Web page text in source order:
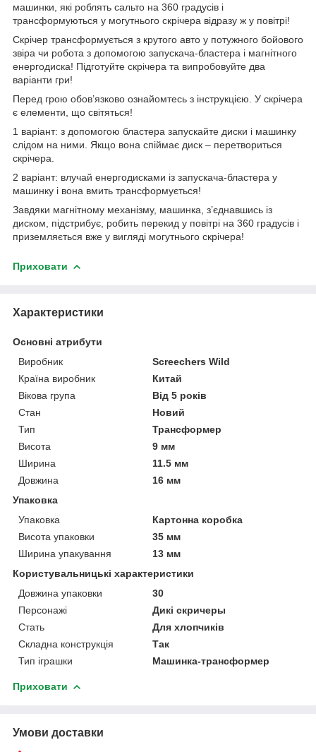
машинки, які роблять сальто на 360 градусів і
трансформуються у могутнього скрічера відразу ж у повітрі!
Скрічер трансформується з крутого авто у потужного бойового
звіра чи робота з допомогою запускача-бластера і магнітного
енергодиска! Підготуйте скрічера та випробовуйте два
варіанти гри!
Перед грою обов’язково ознайомтесь з інструкцією. У скрічера
є елементи, що світяться!
1 варіант: з допомогою бластера запускайте диски і машинку
слідом на ними. Якщо вона спіймає диск – перетвориться
скрічера.
2 варіант: влучай енергодисками із запускача-бластера у
машинку і вона вмить трансформується!
Завдяки магнітному механізму, машинка, з’єднавшись із
диском, підстрибує, робить перекид у повітрі на 360 градусів і
приземляється вже у вигляді могутнього скрічера!
Приховати
Характеристики
Основні атрибути
Виробник
Screechers Wild
Країна виробник
Китай
Вікова група
Від 5 років
Стан
Новий
Тип
Трансформер
Висота
9 мм
Ширина
11.5 мм
Довжина
16 мм
Упаковка
Упаковка
Картонна коробка
Висота упаковки
35 мм
Ширина упакування
13 мм
Користувальницькі характеристики
Довжина упаковки
30
Персонажі
Дикі скричеры
Стать
Для хлопчиків
Складна конструкція
Так
Тип іграшки
Машинка-трансформер
Приховати
Умови доставки